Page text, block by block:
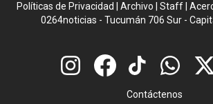
Políticas de Privacidad |Archivo |Staff |
0264noticias - Tucumán 706 Sur -
Contáctenos